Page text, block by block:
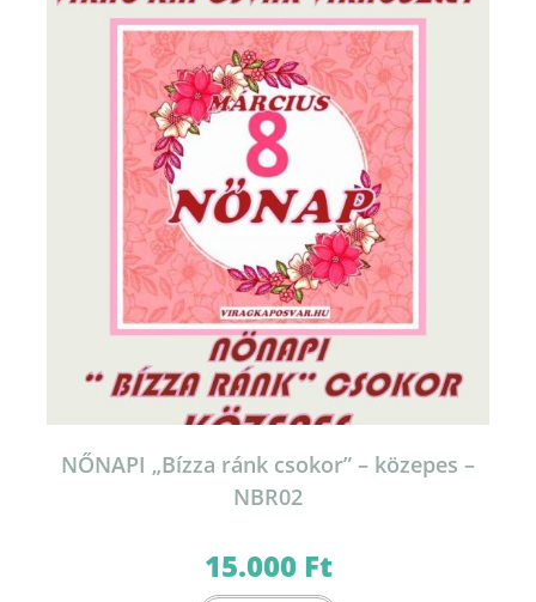
NŐNAPI „Bízza ránk csokor” – közepes –
NBR02
15.000 Ft